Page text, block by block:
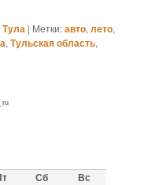
Тула | Метки:авто,лето,
,Тульская область,
Сб
Вс